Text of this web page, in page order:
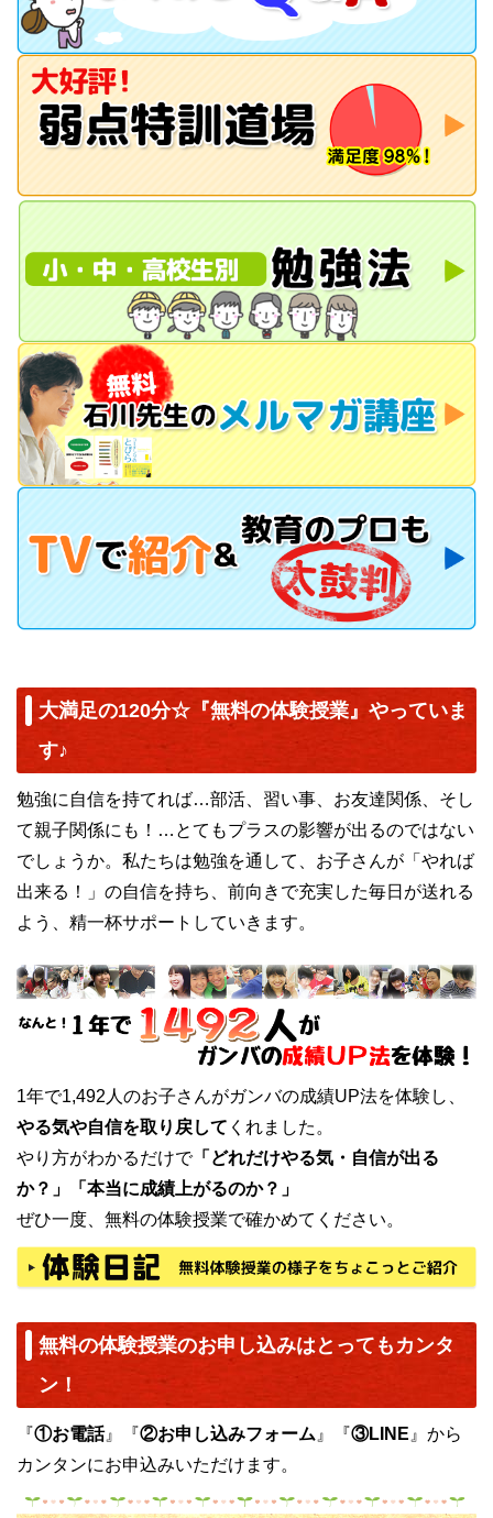
大満足の120分☆『無料の体験授業』やっていま
す♪
勉強に自信を持てれば…部活、習い事、お友達関係、そし
て親子関係にも！…とてもプラスの影響が出るのではない
でしょうか。私たちは勉強を通して、お子さんが「やれば
出来る！」の自信を持ち、前向きで充実した毎日が送れる
よう、精一杯サポートしていきます。
1年で1,492人のお子さんがガンバの成績UP法を体験し、
やる気や自信を取り戻して くれました。
やり方がわかるだけで「どれだけやる気・自信が出る
か？」「本当に成績上がるのか？」
ぜひ一度、無料の体験授業で確かめてください。
無料の体験授業のお申し込みはとってもカンタ
ン！
『①お電話』『②お申し込みフォーム 』『③LINE 』から
カンタンにお申込みいただけます。